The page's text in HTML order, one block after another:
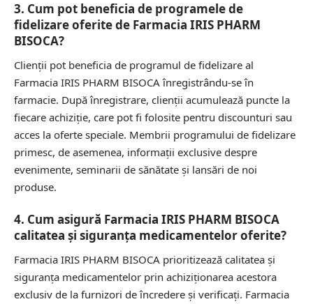
3. Cum pot beneficia de programele de
fidelizare oferite de Farmacia IRIS PHARM
BISOCA?
Clienții pot beneficia de programul de fidelizare al
Farmacia IRIS PHARM BISOCA înregistrându-se în
farmacie. După înregistrare, clienții acumulează puncte la
fiecare achiziție, care pot fi folosite pentru discounturi sau
acces la oferte speciale. Membrii programului de fidelizare
primesc, de asemenea, informații exclusive despre
evenimente, seminarii de sănătate și lansări de noi
produse.
4. Cum asigură Farmacia IRIS PHARM BISOCA
calitatea și siguranța medicamentelor oferite?
Farmacia IRIS PHARM BISOCA prioritizează calitatea și
siguranța medicamentelor prin achiziționarea acestora
exclusiv de la furnizori de încredere și verificați. Farmacia